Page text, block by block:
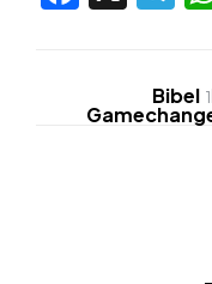
Bibel 1